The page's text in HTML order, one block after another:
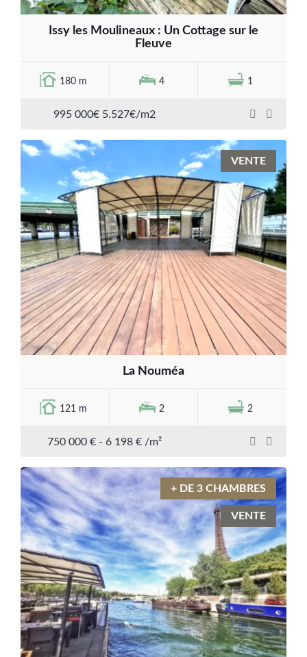
Issy les Moulineaux : Un Cottage sur le
Fleuve
180 m 4 1
995 000€ 5.527€/m2
VENTE
La Nouméa
121 m 2 2
750 000 € - 6 198 € /m²
+ DE 3 CHAMBRES
VENTE